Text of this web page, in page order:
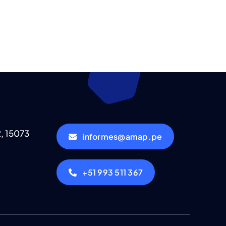
15073
informes@amap.pe
+51 993 511 367